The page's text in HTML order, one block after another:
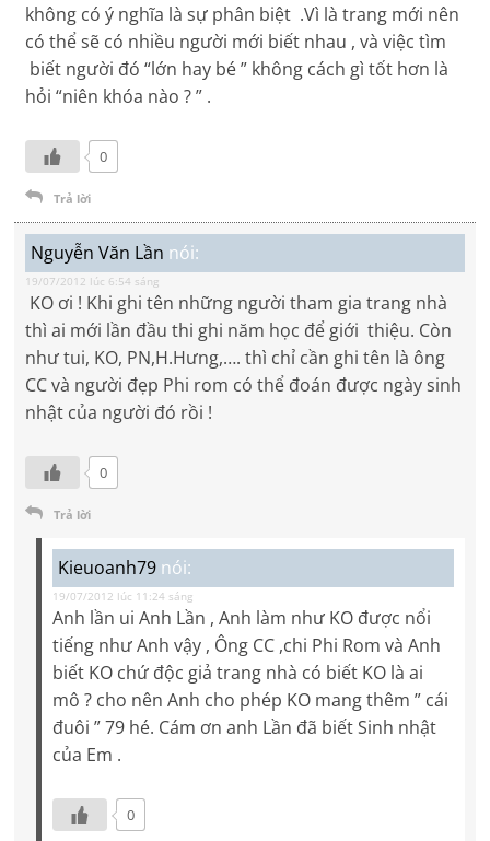
không có ý nghĩa là sự phân biệt .Vì là trang mới nên
có thể sẽ có nhiều người mới biết nhau , và việc tìm
biết người đó “lớn hay bé ” không cách gì tốt hơn là
hỏi “niên khóa nào ? ” .
0
Trả lời
Nguyễn Văn Lần nói:
19/07/2012 lúc 6:54 sáng
KO ơi ! Khi ghi tên những người tham gia trang nhà
thì ai mới lần đầu thi ghi năm học để giới thiệu. Còn
như tui, KO, PN,H.Hưng,…. thì chỉ cần ghi tên là ông
CC và người đẹp Phi rom có thể đoán được ngày sinh
nhật của người đó rồi !
0
Trả lời
Kieuoanh79 nói:
19/07/2012 lúc 11:24 sáng
Anh lần ui Anh Lần , Anh làm như KO được nổi
tiếng như Anh vậy , Ông CC ,chi Phi Rom và Anh
biết KO chứ độc giả trang nhà có biết KO là ai
mô ? cho nên Anh cho phép KO mang thêm ” cái
đuôi ” 79 hé. Cám ơn anh Lần đã biết Sinh nhật
của Em .
0